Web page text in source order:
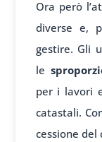
Ora però
diverse e,
gestire. Gli
le
per i lavori
catastali.
cessione